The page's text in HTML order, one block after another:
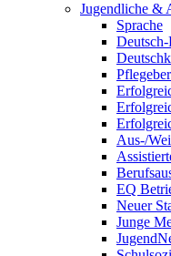
Jugendliche &
Sprache
Aus-/
EQ
Neuer
Junge